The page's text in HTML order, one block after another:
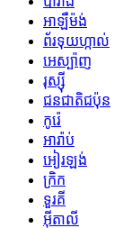
អាឡឺម៉ង់
ព័រទុយហ្កាល់
អេស្ប៉ាញ
រុស្ស៊ី
ជនជាតិជប៉ុន
កូរ៉េ
អារ៉ាប់
អៀរឡង់
ក្រិក
ទួរគី
អ៊ីតាលី